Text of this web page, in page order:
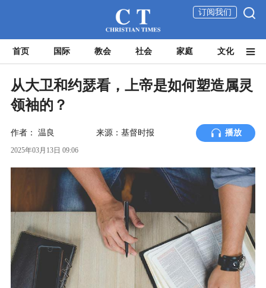
订阅我们
首页 国际 教会 社会 家庭 文化
从大卫和约瑟看，上帝是如何塑造属灵
领袖的？
作者： 温良 来源：基督时报 播放
2025年03月13日 09:06